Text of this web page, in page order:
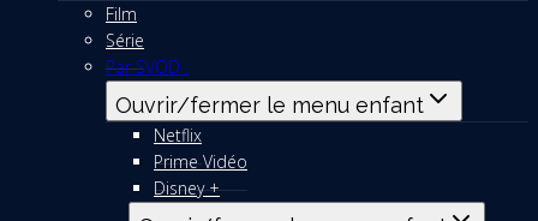
Film
Série
Par SVOD :
Ouvrir/fermer le menu enfant
Netflix
Prime Vidéo
Disney +